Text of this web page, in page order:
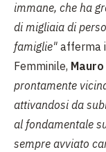
immane, che ha
di migliaia di
famiglie" afferma
Femminile,
prontamente
attivandosi da
al fondamentale
sempre avviato